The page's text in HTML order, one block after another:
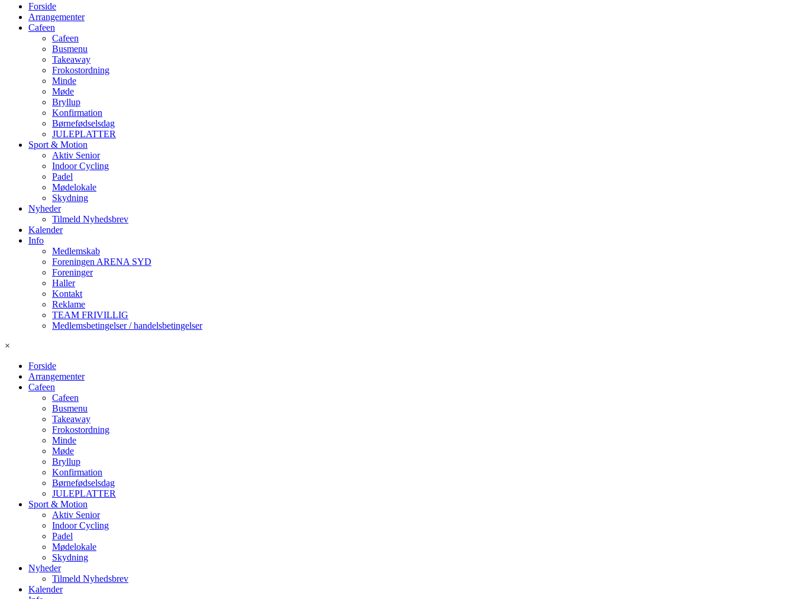
Forside
Arrangementer
Cafeen
Cafeen
Busmenu
Takeaway
Frokostordning
Minde
Møde
Bryllup
Konfirmation
Børnefødselsdag
JULEPLATTER
Sport & Motion
Aktiv Senior
Indoor Cycling
Padel
Mødelokale
Skydning
Nyheder
Tilmeld Nyhedsbrev
Kalender
Info
Medlemskab
Foreningen ARENA SYD
Foreninger
Haller
Kontakt
Reklame
TEAM FRIVILLIG
Medlemsbetingelser / handelsbetingelser
×
Forside
Arrangementer
Cafeen
Cafeen
Busmenu
Takeaway
Frokostordning
Minde
Møde
Bryllup
Konfirmation
Børnefødselsdag
JULEPLATTER
Sport & Motion
Aktiv Senior
Indoor Cycling
Padel
Mødelokale
Skydning
Nyheder
Tilmeld Nyhedsbrev
Kalender